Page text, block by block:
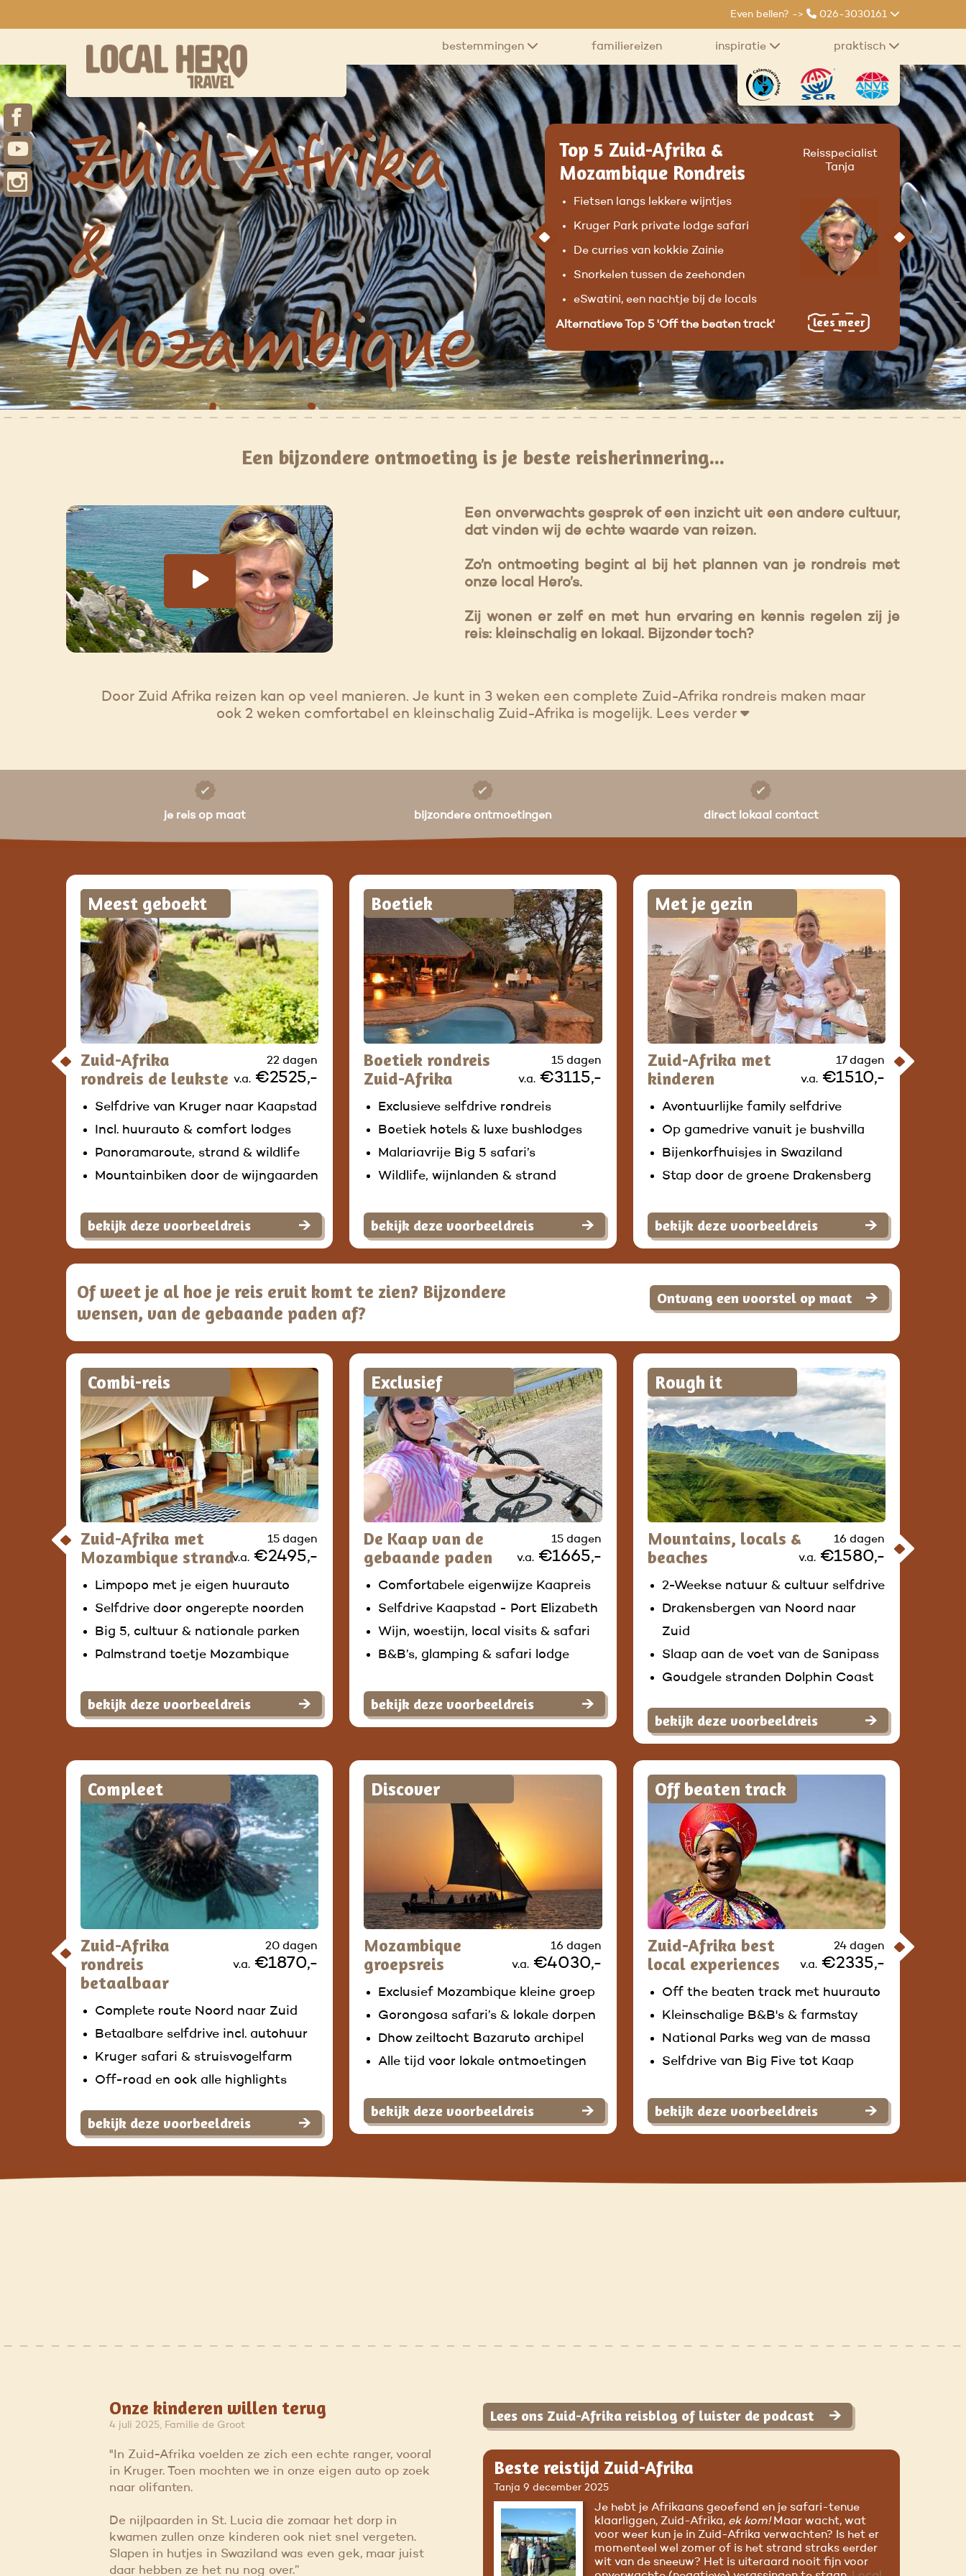
Even bellen? -> 026-3030161
bestemmingen familiereizen inspiratie praktisch
Zuid-Afrika
&
Mozambique
Rondreis
Top 5 Zuid-Afrika &
Mozambique Rondreis
Fietsen langs lekkere wijntjes
Kruger Park private lodge safari
De curries van kokkie Zainie
Snorkelen tussen de zeehonden
eSwatini, een nachtje bij de locals
Alternatieve Top 5 'Off the beaten track'
Reisspecialist
Tanja
lees meer
Een bijzondere ontmoeting is je beste reisherinnering...
Een onverwachts gesprek of een inzicht uit een andere cultuur,
dat vinden wij de echte waarde van reizen.
Zo’n ontmoeting begint al bij het plannen van je rondreis met
onze local Hero’s.
Zij wonen er zelf en met hun ervaring en kennis regelen zij je
reis: kleinschalig en lokaal. Bijzonder toch?
Door Zuid Afrika reizen kan op veel manieren. Je kunt in 3 weken een complete Zuid-Afrika rondreis maken maar
ook 2 weken comfortabel en kleinschalig Zuid-Afrika is mogelijk. Lees verder
je reis op maat bijzondere ontmoetingen direct lokaal contact
Meest geboekt
Zuid-Afrika
rondreis de leukste
22 dagen
v.a. €2525,-
Selfdrive van Kruger naar Kaapstad
Incl. huurauto & comfort lodges
Panoramaroute, strand & wildlife
Mountainbiken door de wijngaarden
bekijk deze voorbeeldreis
Boetiek
Boetiek rondreis
Zuid-Afrika
15 dagen
v.a.€3115,-
Exclusieve selfdrive rondreis
Boetiek hotels & luxe bushlodges
Malariavrije Big 5 safari’s
Wildlife, wijnlanden & strand
bekijk deze voorbeeldreis
Met je gezin
Zuid-Afrika met
kinderen
17 dagen
v.a.€1510,-
Avontuurlijke family selfdrive
Op gamedrive vanuit je bushvilla
Bijenkorfhuisjes in Swaziland
Stap door de groene Drakensberg
bekijk deze voorbeeldreis
Of weet je al hoe je reis eruit komt te zien? Bijzondere
wensen, van de gebaande paden af?
Ontvang een voorstel op maat
Combi-reis
Zuid-Afrika met
Mozambique strand
15 dagen
v.a. €2495,-
Limpopo met je eigen huurauto
Selfdrive door ongerepte noorden
Big 5, cultuur & nationale parken
Palmstrand toetje Mozambique
bekijk deze voorbeeldreis
Exclusief
De Kaap van de
gebaande paden
15 dagen
v.a.€1665,-
Comfortabele eigenwijze Kaapreis
Selfdrive Kaapstad - Port Elizabeth
Wijn, woestijn, local visits & safari
B&B’s, glamping & safari lodge
bekijk deze voorbeeldreis
Rough it
Mountains, locals &
beaches
16 dagen
v.a.€1580,-
2-Weekse natuur & cultuur selfdrive
Drakensbergen van Noord naar
Zuid
Slaap aan de voet van de Sanipass
Goudgele stranden Dolphin Coast
bekijk deze voorbeeldreis
Compleet
Zuid-Afrika
rondreis
betaalbaar
20 dagen
v.a. €1870,-
Complete route Noord naar Zuid
Betaalbare selfdrive incl. autohuur
Kruger safari & struisvogelfarm
Off-road en ook alle highlights
bekijk deze voorbeeldreis
Discover
Mozambique
groepsreis
16 dagen
v.a.€4030,-
Exclusief Mozambique kleine groep
Gorongosa safari’s & lokale dorpen
Dhow zeiltocht Bazaruto archipel
Alle tijd voor lokale ontmoetingen
bekijk deze voorbeeldreis
Off beaten track
Zuid-Afrika best
local experiences
24 dagen
v.a.€2335,-
Off the beaten track met huurauto
Kleinschalige B&B's & farmstay
National Parks weg van de massa
Selfdrive van Big Five tot Kaap
bekijk deze voorbeeldreis
Onze kinderen willen terug
4 juli 2025, Familie de Groot
"In Zuid-Afrika voelden ze zich een echte ranger, vooral
in Kruger. Toen mochten we in onze eigen auto op zoek
naar olifanten.
De nijlpaarden in St. Lucia die zomaar het dorp in
kwamen zullen onze kinderen ook niet snel vergeten.
Slapen in hutjes in Swaziland was even gek, maar juist
daar hebben ze het nu nog over.”
Lees ons Zuid-Afrika reisblog of luister de podcast
Beste reistijd Zuid-Afrika
Tanja 9 december 2025
Je hebt je Afrikaans geoefend en je safari-tenue
klaarliggen, Zuid-Afrika, ek kom! Maar wacht, wat
voor weer kun je in Zuid-Afrika verwachten? Is het er
momenteel wel zomer of is het strand straks eerder
wit van de sneeuw? Het is uiteraard nooit fijn voor